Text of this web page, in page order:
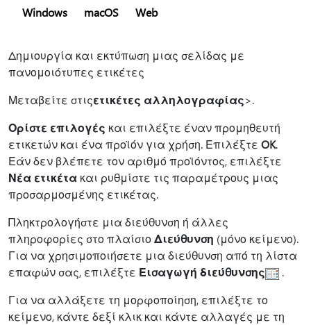
Windows macOS Web
Δημιουργία και εκτύπωση μιας σελίδας με
πανομοιότυπες ετικέτες
Μεταβείτε στιςετικέτες αλληλογραφίας>.
Ορίστε επιλογές και επιλέξτε έναν προμηθευτή
ετικετών και ένα προϊόν για χρήση. Επιλέξτε OK.
Εάν δεν βλέπετε τον αριθμό προϊόντος, επιλέξτε
Νέα ετικέτα και ρυθμίστε τις παραμέτρους μιας
προσαρμοσμένης ετικέτας.
Πληκτρολογήστε μια διεύθυνση ή άλλες
πληροφορίες στο πλαίσιοΔιεύθυνση (μόνο κείμενο).
Για να χρησιμοποιήσετε μια διεύθυνση από τη λίστα
επαφών σας, επιλέξτε Εισαγωγή διεύθυνσης
.
Για να αλλάξετε τη μορφοποίηση, επιλέξτε το
κείμενο, κάντε δεξί κλικ και κάντε αλλαγές με τη